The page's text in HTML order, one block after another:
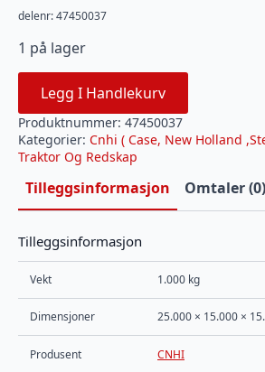
delenr: 47450037
1 på lager
Legg I Handlekurv
Produktnummer: 47450037
Kategorier: Cnhi ( Case, New Holland
Traktor Og Redskap
Tilleggsinformasjon Omtaler (0)
Tilleggsinformasjon
Vekt 1.000 kg
Dimensjoner 25.000 × 15.000 ×
Produsent CNHI